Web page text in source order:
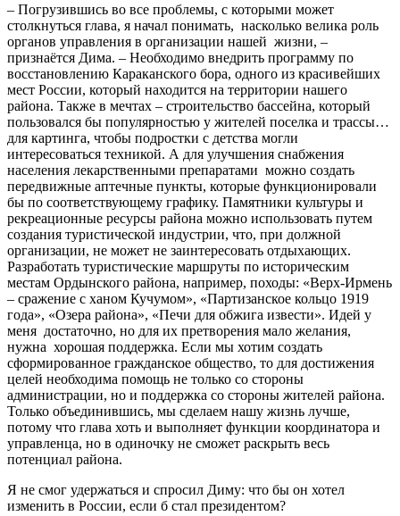
– Погрузившись во все проблемы, с которыми может
столкнуться глава, я начал понимать, насколько велика роль
органов управления в организации нашей жизни, –
признаётся Дима. – Необходимо внедрить программу по
восстановлению Караканского бора, одного из красивейших
мест России, который находится на территории нашего
района. Также в мечтах – строительство бассейна, который
пользовался бы популярностью у жителей поселка и трассы…
для картинга, чтобы подростки с детства могли
интересоваться техникой. А для улучшения снабжения
населения лекарственными препаратами можно создать
передвижные аптечные пункты, которые функционировали
бы по соответствующему графику. Памятники культуры и
рекреационные ресурсы района можно использовать путем
создания туристической индустрии, что, при должной
организации, не может не заинтересовать отдыхающих.
Разработать туристические маршруты по историческим
местам Ордынского района, например, походы: «Верх-Ирмень
– сражение с ханом Кучумом», «Партизанское кольцо 1919
года», «Озера района», «Печи для обжига извести». Идей у
меня достаточно, но для их претворения мало желания,
нужна хорошая поддержка. Если мы хотим создать
сформированное гражданское общество, то для достижения
целей необходима помощь не только со стороны
администрации, но и поддержка со стороны жителей района.
Только объединившись, мы сделаем нашу жизнь лучше,
потому что глава хоть и выполняет функции координатора и
управленца, но в одиночку не сможет раскрыть весь
потенциал района.
Я не смог удержаться и спросил Диму: что бы он хотел
изменить в России, если б стал президентом?